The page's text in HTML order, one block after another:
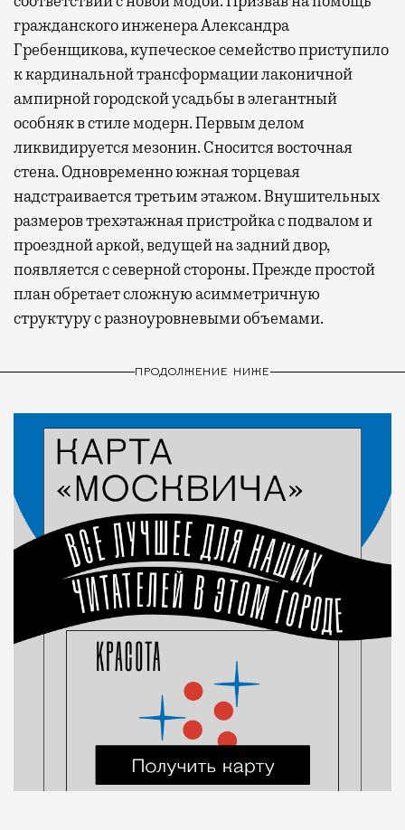
гражданского инженера Александра
Гребенщикова, купеческое семейство приступило
к кардинальной трансформации лаконичной
ампирной городской усадьбы в элегантный
особняк в стиле модерн. Первым делом
ликвидируется мезонин. Сносится восточная
стена. Одновременно южная торцевая
надстраивается третьим этажом. Внушительных
размеров трехэтажная пристройка с подвалом и
проездной аркой, ведущей на задний двор,
появляется с северной стороны. Прежде простой
план обретает сложную асимметричную
структуру с разноуровневыми объемами.
ПРОДОЛЖЕНИЕ НИЖЕ